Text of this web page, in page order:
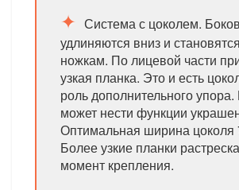
Система с цоколем.
удлиняются вниз и
ножкам. По лицевой части
узкая планка. Это и есть
роль дополнительного
может нести функции
Оптимальная ширина цоколя
Более узкие планки
момент крепления.